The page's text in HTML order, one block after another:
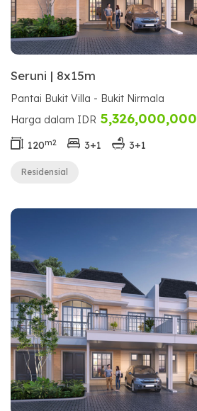
Seruni | 8x15m
Pantai Bukit Villa - Bukit Nirmala
Harga dalam IDR 5,326,000,000
120m2 3+1 3+1
Residensial